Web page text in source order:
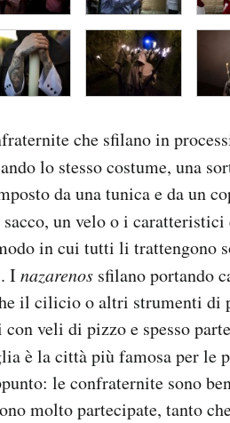
che sfilano in
lo stesso costume, una
da una tunica e da un
sacco, un velo o i
in cui tutti li trattengono
Inazarenos sfilano portando
il cilicio o altri strumenti di
veli di pizzo e spesso
è la città più famosa per le
le confraternite sono
molto partecipate, tanto